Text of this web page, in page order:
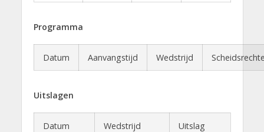
Programma
Datum Aanvangstijd Wedstrijd
Uitslagen
Datum Wedstrijd Uitslag